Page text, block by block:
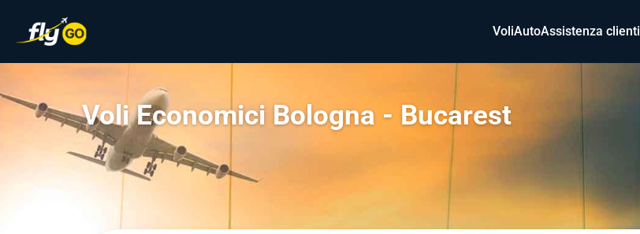
VoliAutoAssistenza clienti
Voli Economici Bologna - Bucarest